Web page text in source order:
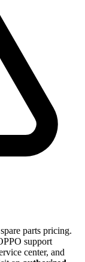
parts pricing.
support
center, and